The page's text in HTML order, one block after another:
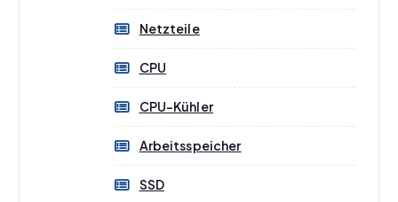
Netzteile
CPU
CPU-Kühler
Arbeitsspeicher
SSD